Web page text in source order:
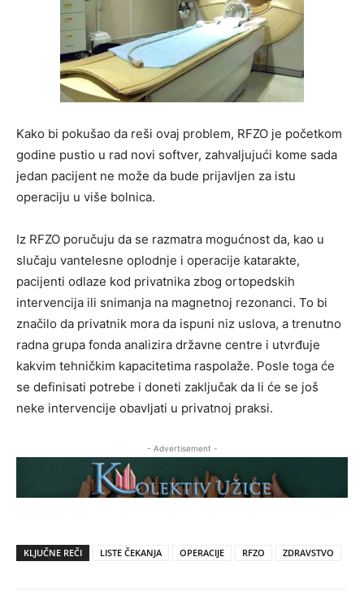
Kako bi pokušao da reši ovaj problem, RFZO je početkom
godine pustio u rad novi softver, zahvaljujući kome sada
jedan pacijent ne može da bude prijavljen za istu
operaciju u više bolnica.
Iz RFZO poručuju da se razmatra mogućnost da, kao u
slučaju vantelesne oplodnje i operacije katarakte,
pacijenti odlaze kod privatnika zbog ortopedskih
intervencija ili snimanja na magnetnoj rezonanci. To bi
značilo da privatnik mora da ispuni niz uslova, a trenutno
radna grupa fonda analizira državne centre i utvrđuje
kakvim tehničkim kapacitetima raspolaže. Posle toga će
se definisati potrebe i doneti zaključak da li će se još
neke intervencije obavljati u privatnoj praksi.
- Advertisement -
KLJUČNE REČI LISTE ČEKANJA OPERACIJE RFZO ZDRAVSTVO